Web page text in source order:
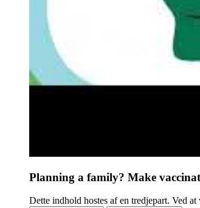
Planning a family? Make
Dette indhold hostes af en tredjepart. Ved